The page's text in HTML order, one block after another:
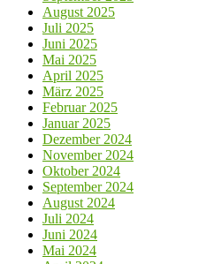
August 2025
Juli 2025
Juni 2025
Mai 2025
April 2025
März 2025
Februar 2025
Januar 2025
Dezember 2024
November 2024
Oktober 2024
September 2024
August 2024
Juli 2024
Juni 2024
Mai 2024